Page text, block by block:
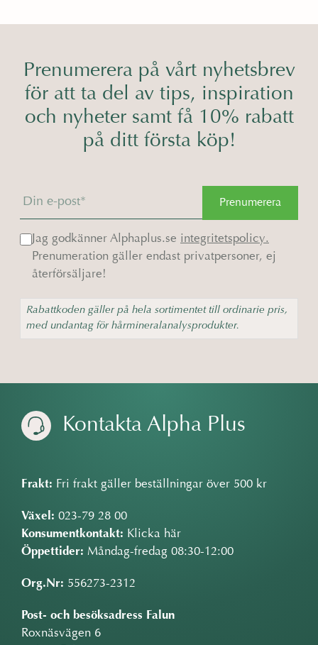
Prenumerera på vårt nyhetsbrev
för att ta del av tips, inspiration
och nyheter samt få 10% rabatt
på ditt första köp!
Jag godkänner Alphaplus.se integritetspolicy.
Prenumeration gäller endast privatpersoner, ej
återförsäljare!
Rabattkoden gäller på hela sortimentet till ordinarie pris,
med undantag för hårmineralanalysprodukter.
Prenumerera
Kontakta Alpha Plus
Frakt: Fri frakt gäller beställningar över 500 kr
Växel: 023-79 28 00
Konsumentkontakt: Klicka här
Öppettider: Måndag-fredag 08:30-12:00
Org.Nr: 556273-2312
Post- och besöksadress Falun
Roxnäsvägen 6